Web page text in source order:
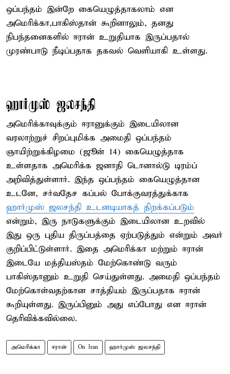
ஒப்பந்தம் இன்றே கையெழுத்தாகலாம் என
அமெரிக்கா,பாகிஸ்தான் கூறினாலும், தனது
நிபந்தனைகளில் ஈரான் உறுதியாக இருப்பதால்
முரண்பாடு நீடிப்பதாக தகவல் வெளியாகி உள்ளது.
ஹார்முஸ் ஜலசந்தி
அமெரிக்காவுக்கும் ஈரானுக்கும் இடையிலான
வரலாற்றுச் சிறப்புமிக்க அமைதி ஒப்பந்தம்
ஞாயிற்றுக்கிழமை (ஜூன் 14) கையெழுத்தாக
உள்ளதாக அமெரிக்க ஜனாதி டொனால்டு டிரம்ப்
அறிவித்துள்ளார். இந்த ஒப்பந்தம் கையெழுத்தான
உடனே, சர்வதேச கப்பல் போக்குவரத்துக்காக
ஹார்முஸ் ஜலசந்தி உடனடியாகத் திறக்கப்படும்
என்றும், இரு நாடுகளுக்கும் இடையிலான உறவில்
இது ஒரு புதிய திருப்பத்தை ஏற்படுத்தும் என்றும் அவர்
குறிப்பிட்டுள்ளார். இதை அமெரிக்கா மற்றும் ஈரான்
இடையே மத்தியஸ்தம் மேற்கொண்டு வரும்
பாகிஸ்தானும் உறுதி செய்துள்ளது. அமைதி ஒப்பந்தம்
மேற்கொள்வதற்கான சாத்தியம் இருப்பதாக ஈரான்
கூறியுள்ளது. இருப்பினும் அது எப்போது என ஈரான்
தெரிவிக்கவில்லை.
அமெரிக்கா ஈரான் On Iran ஹார்முஸ் ஜலசந்தி